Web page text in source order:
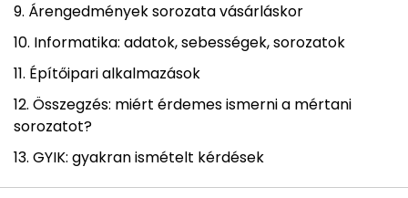
Árengedmények sorozata vásárláskor
Informatika: adatok, sebességek, sorozatok
Építőipari alkalmazások
Összegzés: miért érdemes ismerni a mértani
sorozatot?
GYIK: gyakran ismételt kérdések